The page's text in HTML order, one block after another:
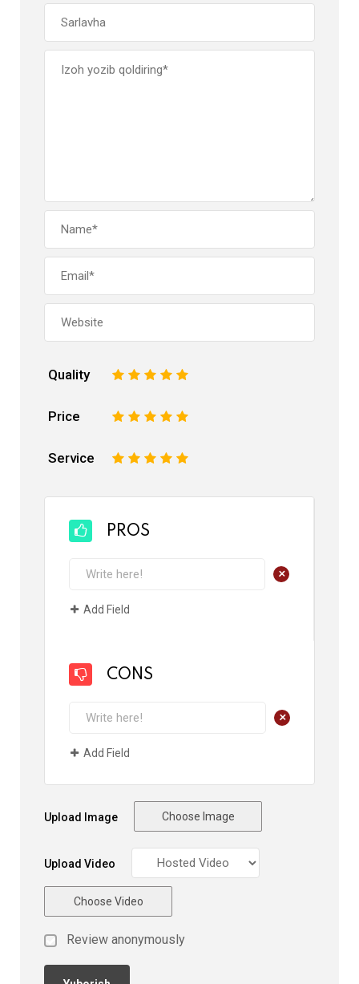
Quality 5
4
3
2
Price 5
4
3
2
Service 5
4
3
2
PROS
+
Add Field
CONS
+
Add Field
Upload Image Choose Image
Upload Video
Choose Video
Review anonymously